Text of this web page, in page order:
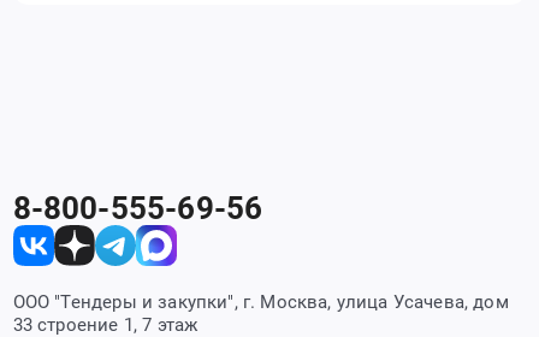
8-800-555-69-56
ООО "Тендеры и закупки", г. Москва, улица Усачева, дом
33 строение 1, 7 этаж